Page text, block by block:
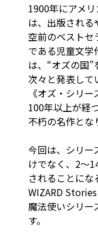
1900年にアメ
は、出版される
空前のベストセ
である児童文学
は、“オズの国
次々と発表して
《オズ・シリ
100年以上が経
不朽の名作とな
今回は、シリー
けでなく、2～
されることに
WIZARD
魔法使いシリー
す。